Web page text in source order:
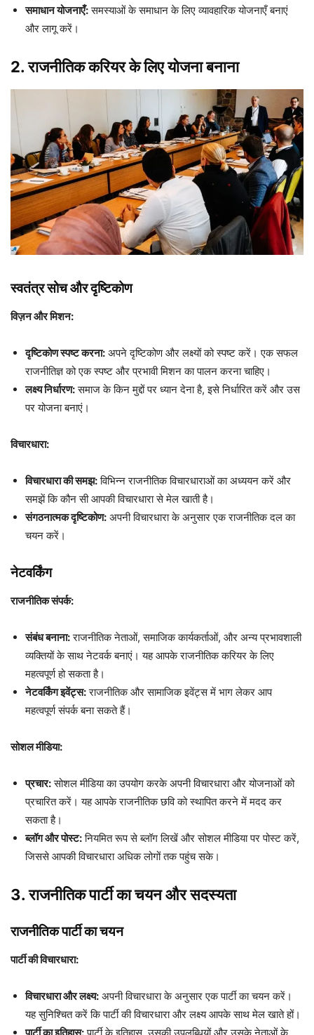
समाधान योजनाएँ:समस्याओं के समाधान के लिए व्यावहारिक योजनाएँ बनाएं
और लागू करें।
2. राजनीतिक करियर के लिए योजना बनाना
स्वतंत्र सोच और दृष्टिकोण
विज़न और मिशन:
दृष्टिकोण स्पष्ट करना: अपने दृष्टिकोण और लक्ष्यों को स्पष्ट करें। एक सफल
राजनीतिज्ञ को एक स्पष्ट और प्रभावी मिशन का पालन करना चाहिए।
लक्ष्य निर्धारण:समाज के किन मुद्दों पर ध्यान देना है, इसे निर्धारित करें और उस
पर योजना बनाएं।
विचारधारा:
विचारधारा की समझ:विभिन्न राजनीतिक विचारधाराओं का अध्ययन करें और
समझें कि कौन सी आपकी विचारधारा से मेल खाती है।
संगठनात्मक दृष्टिकोण: अपनी विचारधारा के अनुसार एक राजनीतिक दल का
चयन करें।
नेटवर्किंग
राजनीतिक संपर्क:
संबंध बनाना:राजनीतिक नेताओं, समाजिक कार्यकर्ताओं, और अन्य प्रभावशाली
व्यक्तियों के साथ नेटवर्क बनाएं। यह आपके राजनीतिक करियर के लिए
महत्वपूर्ण हो सकता है।
नेटवर्किंग इवेंट्स:राजनीतिक और सामाजिक इवेंट्स में भाग लेकर आप
महत्वपूर्ण संपर्क बना सकते हैं।
सोशल मीडिया:
प्रचार:सोशल मीडिया का उपयोग करके अपनी विचारधारा और योजनाओं को
प्रचारित करें। यह आपके राजनीतिक छवि को स्थापित करने में मदद कर
सकता है।
ब्लॉग और पोस्ट:नियमित रूप से ब्लॉग लिखें और सोशल मीडिया पर पोस्ट करें,
जिससे आपकी विचारधारा अधिक लोगों तक पहुंच सके।
3. राजनीतिक पार्टी का चयन और सदस्यता
राजनीतिक पार्टी का चयन
पार्टी की विचारधारा:
विचारधारा और लक्ष्य: अपनी विचारधारा के अनुसार एक पार्टी का चयन करें।
यह सुनिश्चित करें कि पार्टी की विचारधारा और लक्ष्य आपके साथ मेल खाते हों।